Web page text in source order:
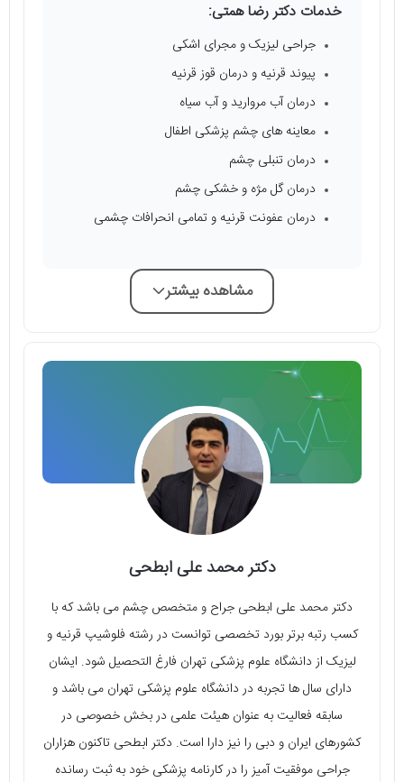
خدمات دکتر رضا همتی:
جراحی لیزیک و مجرای اشکی
پیوند قرنیه و درمان قوز قرنیه
درمان آب مروارید و آب سیاه
معاینه‌ های چشم پزشکی اطفال
درمان تنبلی چشم
درمان گل مژه و خشکی چشم
درمان عفونت قرنیه و تمامی انحرافات چشمی
مشاهده بیشتر
دکتر محمد علی ابطحی
دکتر محمد علی ابطحی جراح و متخصص چشم می‌ باشد که با
کسب رتبه برتر بورد تخصصی توانست در رشته فلوشیپ قرنیه و
لیزیک از دانشگاه علوم پزشکی تهران فارغ التحصیل شود. ایشان
دارای سال‌ ها تجربه در دانشگاه علوم پزشکی تهران می‌ باشد و
سابقه فعالیت به عنوان هیئت علمی در بخش خصوصی در
کشورهای ایران و دبی را نیز دارا است. دکتر ابطحی تاکنون هزاران
جراحی موفقیت آمیز را در کارنامه پزشکی خود به ثبت رسانده